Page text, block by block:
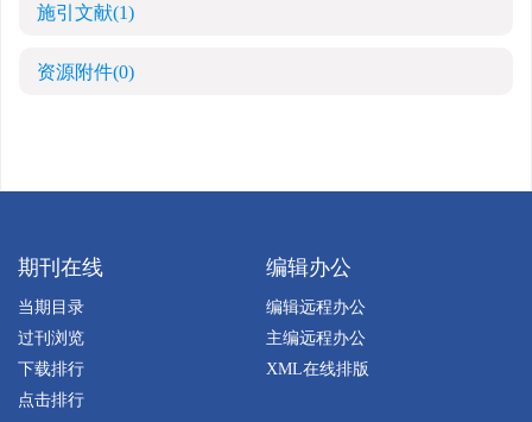
施引文献(1)
资源附件(0)
期刊在线
当期目录
过刊浏览
下载排行
点击排行
编辑办公
编辑远程办公
主编远程办公
XML在线排版